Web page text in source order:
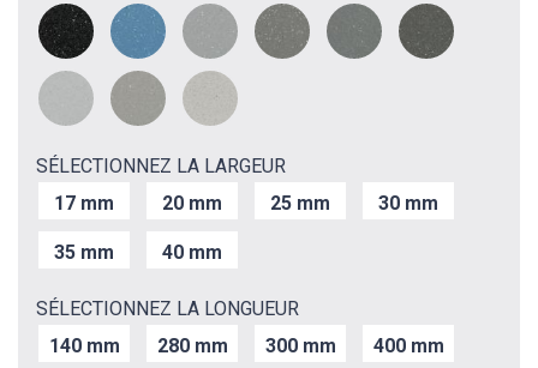
SÉLECTIONNEZ LA LARGEUR
17 mm
20 mm 25 mm 30 mm
35 mm 40 mm
SÉLECTIONNEZ LA LONGUEUR
140 mm
280 mm 300 mm 400 mm